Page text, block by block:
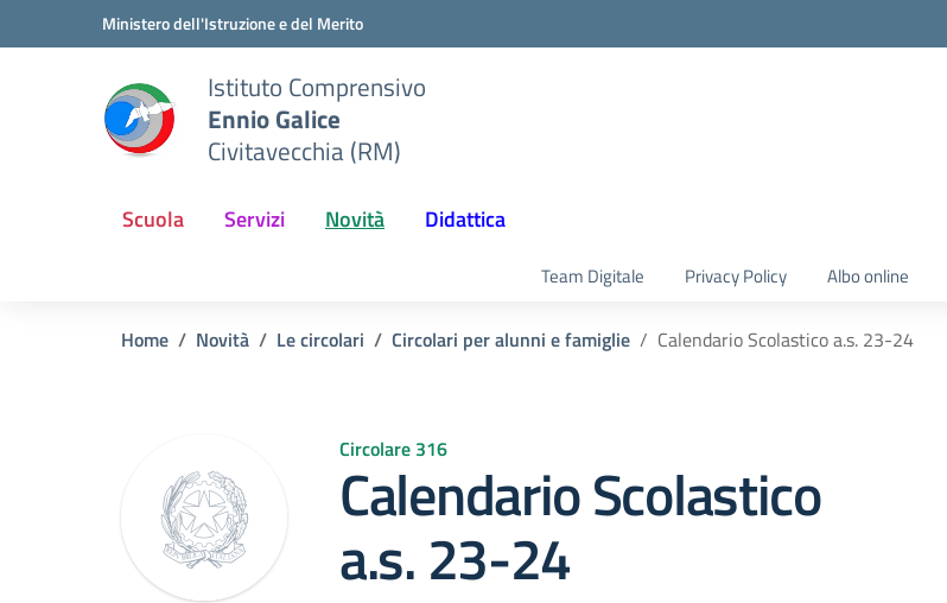
Vai ai contenuti
Vai al menu di navigazioneMinistero dell'Istruzione e del Merito
Istituto Comprensivo
Ennio Galice
Civitavecchia (RM)
Scuola Servizi Novità Didattica
Team Digitale Privacy Policy Albo online
Home Novità Le circolari Circolari per alunni e famiglie Calendario Scolastico a.s. 23-24
Circolare 316
Calendario Scolastico
a.s. 23-24